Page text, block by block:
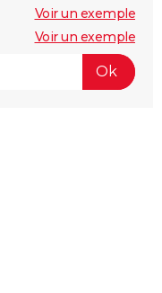
Voir un exemple
Voir un exemple